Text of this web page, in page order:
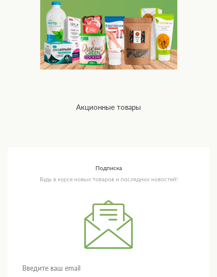
Акционные товары
Подписка
Будь в курсе новых товаров и последних новостей!